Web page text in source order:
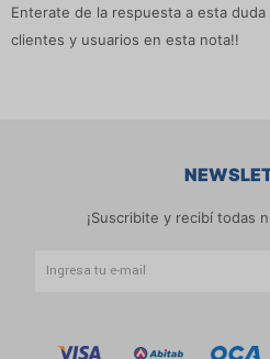
Enterate de la respuesta a esta
clientes y usuarios en esta nota!!
¡Suscribite y recibí todas